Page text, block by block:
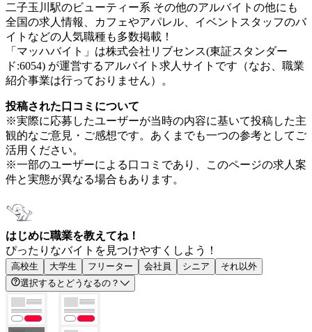
二子玉川駅のビューティー系 その他のアルバイトの他にも
全国の求人情報、カフェやアパレル、イベントスタッフのバ
イトなどの人気職種も多数掲載！
「マッハバイト」は株式会社リブセンス(東証スタンダー
ド:6054) が運営するアルバイト求人サイトです（なお、職業
紹介事業は行っておりません）。
投稿された口コミについて
※実際に応募したユーザーが当時の内容に基いて投稿した主
観的なご意見・ご感想です。あくまでも一つの参考としてご
活用ください。
※一部のユーザーによる口コミであり、このページの求人案
件と実態が異なる場合もあります。
はじめに職業を教えてね！
ぴったりなバイトを見つけやすくしよう！
高校生 大学生 フリーター 会社員 シニア
それ以外
選択するとどうなるの？